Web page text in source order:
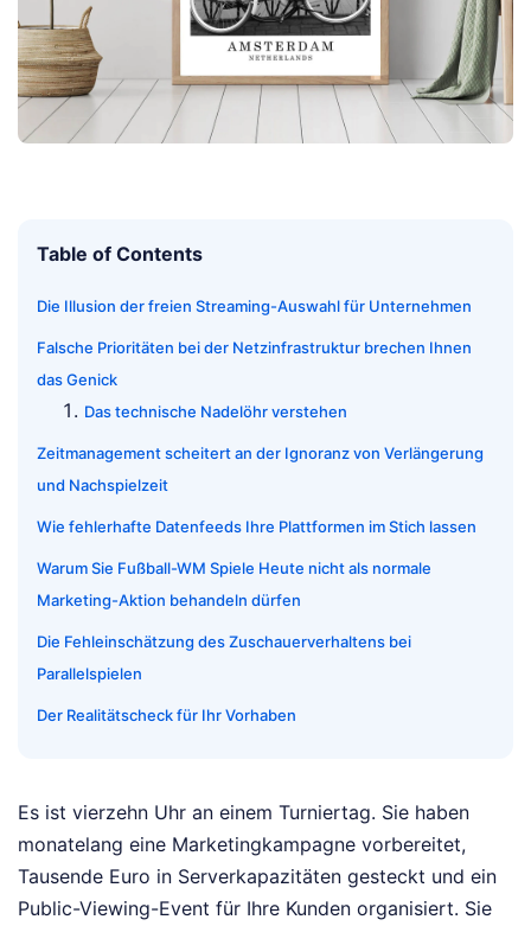
Table of Contents
Die Illusion der freien Streaming-Auswahl für Unternehmen
Falsche Prioritäten bei der Netzinfrastruktur brechen Ihnen
das Genick
Das technische Nadelöhr verstehen
Zeitmanagement scheitert an der Ignoranz von Verlängerung
und Nachspielzeit
Wie fehlerhafte Datenfeeds Ihre Plattformen im Stich lassen
Warum Sie Fußball-WM Spiele Heute nicht als normale
Marketing-Aktion behandeln dürfen
Die Fehleinschätzung des Zuschauerverhaltens bei
Parallelspielen
Der Realitätscheck für Ihr Vorhaben
Es ist vierzehn Uhr an einem Turniertag. Sie haben
monatelang eine Marketingkampagne vorbereitet,
Tausende Euro in Serverkapazitäten gesteckt und ein
Public-Viewing-Event für Ihre Kunden organisiert. Sie